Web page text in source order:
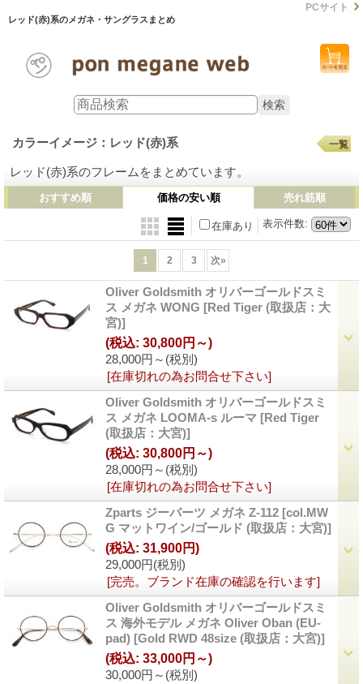
レッド(赤)系のメガネ・サングラスまとめ
PCサイト
カラーイメージ：レッド(赤)系
レッド(赤)系のフレームをまとめています。
一覧
おすすめ順 価格の安い順 売れ筋順
表示件数:
在庫あり
1 2 3 次»
Oliver Goldsmith オリバーゴールドスミ
ス メガネ WONG [Red Tiger (取扱店：大
宮)]
28,000円～ (税別)
(税込: 30,800円～)
[在庫切れの為お問合せ下さい]
Oliver Goldsmith オリバーゴールドスミ
ス メガネ LOOMA-s ルーマ [Red Tiger
(取扱店：大宮)]
28,000円～ (税別)
(税込: 30,800円～)
[在庫切れの為お問合せ下さい]
Zparts ジーパーツ メガネ Z-112 [col.MW
G マットワイン/ゴールド (取扱店：大宮)]
29,000円(税別)
(税込: 31,900円)
[完売。ブランド在庫の確認を行います]
Oliver Goldsmith オリバーゴールドスミ
ス 海外モデル メガネ Oliver Oban (EU-
pad) [Gold RWD 48size (取扱店：大宮)]
30,000円～ (税別)
(税込: 33,000円～)